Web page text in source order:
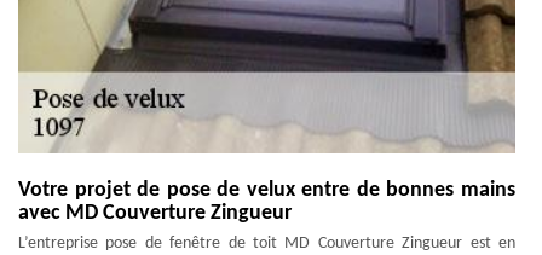
Votre projet de pose de velux entre de bonnes mains
avec MD Couverture Zingueur
L’entreprise pose de fenêtre de toit MD Couverture Zingueur est en